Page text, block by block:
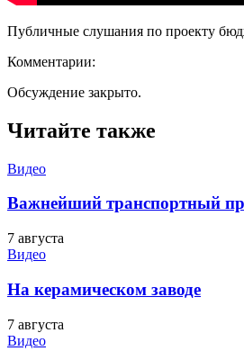
Публичные слушания по проекту
Комментарии:
Обсуждение закрыто.
Читайте также
Видео
Важнейший транспортный
7 августа
Видео
На керамическом заводе
7 августа
Видео